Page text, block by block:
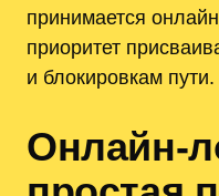
принимается
приоритет
и блокировкам пути.
Онлайн-